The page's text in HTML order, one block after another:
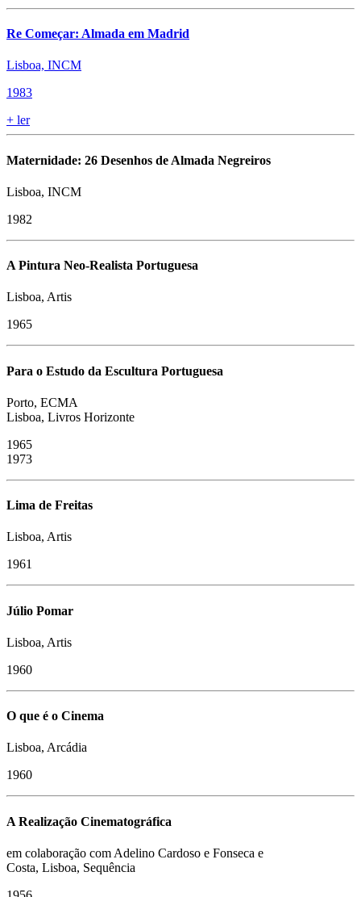
Re Começar: Almada em Madrid
Lisboa, INCM
1983
+ ler
Maternidade: 26 Desenhos de Almada Negreiros
Lisboa, INCM
1982
​A Pintura Neo-Realista Portuguesa
Lisboa, Artis
1965
Para o Estudo da Escultura Portuguesa
Porto, ECMA
Lisboa, Livros Horizonte
1965
1973
Lima de Freitas
Lisboa, Artis
1961
Júlio Pomar
Lisboa, Artis
1960
O que é o Cinema
Lisboa, Arcádia
1960
A Realização Cinematográfica
em colaboração com Adelino Cardoso e Fonseca e
Costa, Lisboa, Sequência